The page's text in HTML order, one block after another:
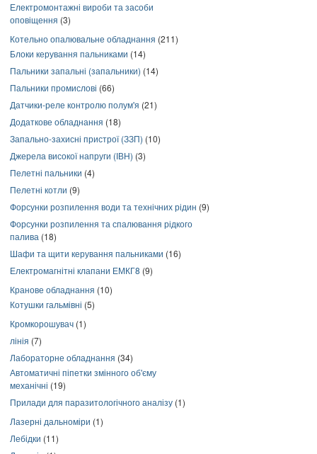
Електромонтажні вироби та засоби
оповіщення (3)
Котельно опалювальне обладнання (211)
Блоки керування пальниками (14)
Пальники запальні (запальники) (14)
Пальники промислові (66)
Датчики-реле контролю полум'я (21)
Додаткове обладнання (18)
Запально-захисні пристрої (ЗЗП) (10)
Джерела високої напруги (ІВН) (3)
Пелетні пальники (4)
Пелетні котли (9)
Форсунки розпилення води та технічних рідин (9)
Форсунки розпилення та спалювання рідкого
палива (18)
Шафи та щити керування пальниками (16)
Електромагнітні клапани ЕМКГ8 (9)
Кранове обладнання (10)
Котушки гальмівні (5)
Кромкорошувач (1)
лінія (7)
Лабораторне обладнання (34)
Автоматичні піпетки змінного об'єму
механічні (19)
Прилади для паразитологічного аналізу (1)
Лазерні дальноміри (1)
Лебідки (11)